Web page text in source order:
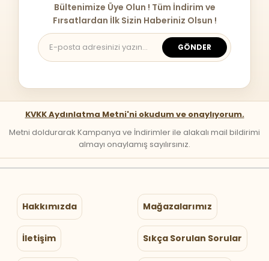
Bültenimize Üye Olun ! Tüm İndirim ve
Fırsatlardan İlk Sizin Haberiniz Olsun !
GÖNDER
KVKK Aydınlatma Metni'ni okudum ve onaylıyorum.
Metni doldurarak Kampanya ve İndirimler ile alakalı mail bildirimi
almayı onaylamış sayılırsınız.
Hakkımızda Mağazalarımız
İletişim Sıkça Sorulan Sorular